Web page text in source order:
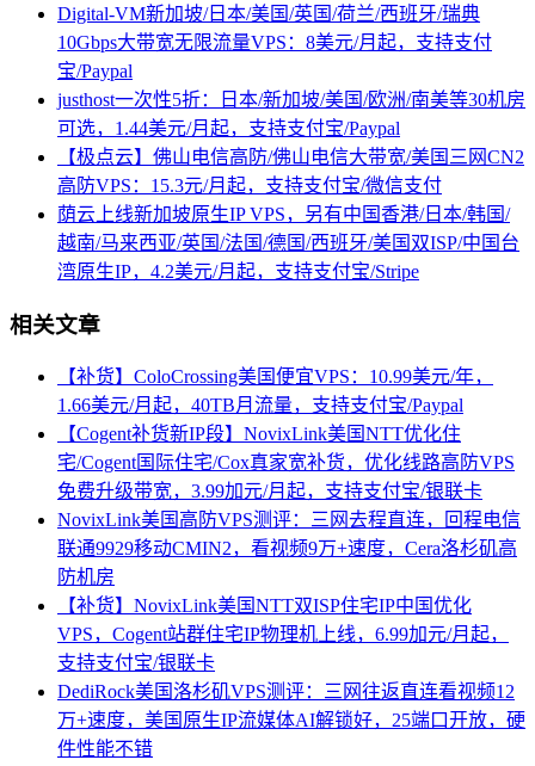
Digital-VM新加坡/日本/美国/英国/荷兰/西班牙/瑞典
10Gbps大带宽无限流量VPS：8美元/月起，支持支付
宝/Paypal
justhost一次性5折：日本/新加坡/美国/欧洲/南美等30机房
可选，1.44美元/月起，支持支付宝/Paypal
【极点云】佛山电信高防/佛山电信大带宽/美国三网CN2
高防VPS：15.3元/月起，支持支付宝/微信支付
荫云上线新加坡原生IP VPS，另有中国香港/日本/韩国/
越南/马来西亚/英国/法国/德国/西班牙/美国双ISP/中国台
湾原生IP，4.2美元/月起，支持支付宝/Stripe
相关文章
【补货】ColoCrossing美国便宜VPS：10.99美元/年，
1.66美元/月起，40TB月流量，支持支付宝/Paypal
【Cogent补货新IP段】NovixLink美国NTT优化住
宅/Cogent国际住宅/Cox真家宽补货，优化线路高防VPS
免费升级带宽，3.99加元/月起，支持支付宝/银联卡
NovixLink美国高防VPS测评：三网去程直连，回程电信
联通9929移动CMIN2，看视频9万+速度，Cera洛杉矶高
防机房
【补货】NovixLink美国NTT双ISP住宅IP中国优化
VPS，Cogent站群住宅IP物理机上线，6.99加元/月起，
支持支付宝/银联卡
DediRock美国洛杉矶VPS测评：三网往返直连看视频12
万+速度，美国原生IP流媒体AI解锁好，25端口开放，硬
件性能不错